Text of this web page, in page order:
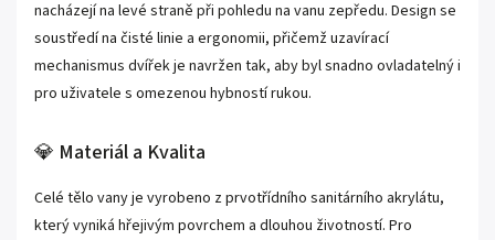
nacházejí na levé straně při pohledu na vanu zepředu. Design se
soustředí na čisté linie a ergonomii, přičemž uzavírací
mechanismus dvířek je navržen tak, aby byl snadno ovladatelný i
pro uživatele s omezenou hybností rukou.
💎 Materiál a Kvalita
Celé tělo vany je vyrobeno z prvotřídního sanitárního akrylátu,
který vyniká hřejivým povrchem a dlouhou životností. Pro